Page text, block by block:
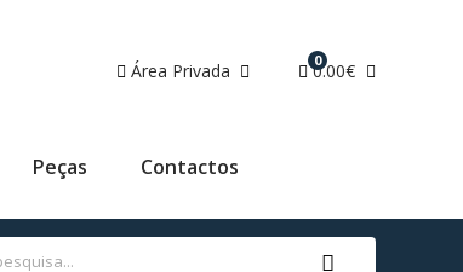
Área Privada 0
0.00€
Peças Contactos